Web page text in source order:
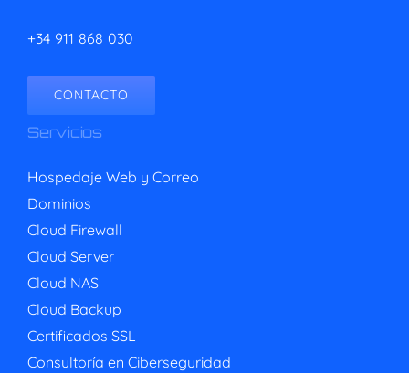
+34 911 868 030
CONTACTO
Servicios
Hospedaje Web y Correo
Dominios
Cloud Firewall
Cloud Server
Cloud NAS
Cloud Backup
Certificados SSL
Consultoría en Ciberseguridad